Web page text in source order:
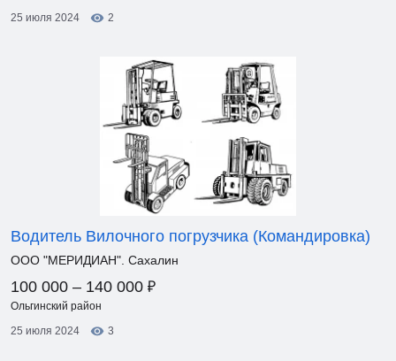
25 июля 2024
2
Водитель Вилочного погрузчика (Командировка)
ООО "МЕРИДИАН". Сахалин
100 000 – 140 000 ₽
Ольгинский район
25 июля 2024
3